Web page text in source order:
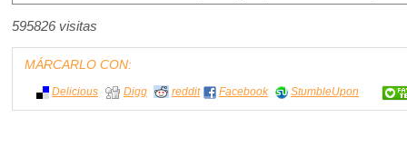
595826 visitas
MÁRCARLO CON:
Delicious Digg reddit Facebook StumbleUpon